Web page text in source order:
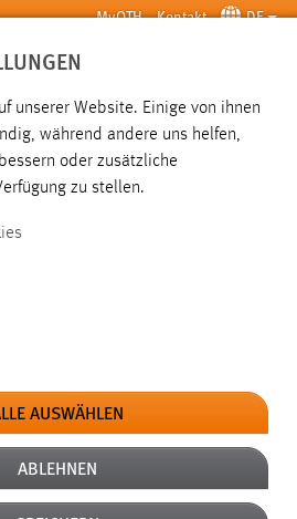
MyOTH Kontakt DE
SUCHE
BEWERBEN
unserer Website. Einige von ihnen
während andere uns helfen,
oder zusätzliche
zu stellen.
AUSWÄHLEN
ABLEHNEN